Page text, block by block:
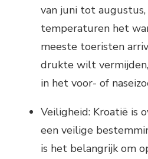
van juni tot
temperaturen het
meeste toeristen
drukte wilt
in het voor- of
Veiligheid: Kroatië is
een veilige
is het belangrijk om